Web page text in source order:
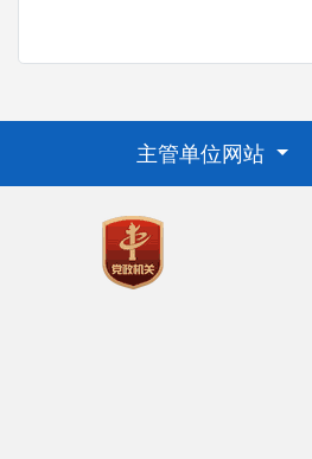
主管单位网站